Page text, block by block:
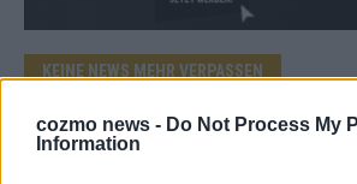
cozmo news - Do Not Process My
Information
KEINE NEWS MEHR VERPASSEN